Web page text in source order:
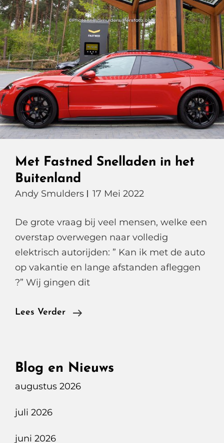
Met Fastned Snelladen in het
Buitenland
Andy Smulders 17 Mei 2022
De grote vraag bij veel mensen, welke een
overstap overwegen naar volledig
elektrisch autorijden: ” Kan ik met de auto
op vakantie en lange afstanden afleggen
?” Wij gingen dit
Lees Verder
Met
Het
Blog en Nieuws
augustus 2026
juli 2026
juni 2026